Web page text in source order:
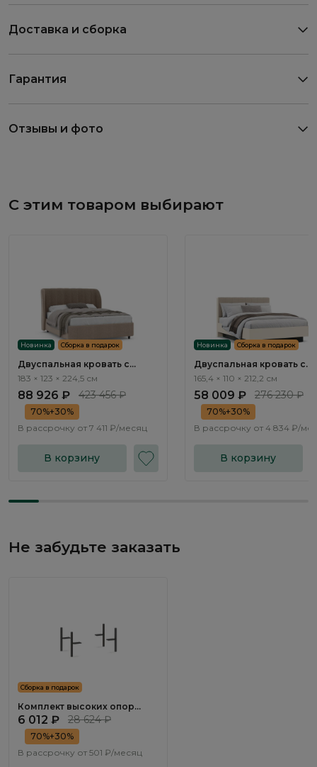
Доставка и сборка
Гарантия
Отзывы и фото
С этим товаром выбирают
Новинка Сборка в подарок
Двуспальная кровать с
подъемным механизмом
Наполи / Napoli NK243.22
183 × 123 × 224,5 см
88 926 ₽ 423 456 ₽
70%+30%
В рассрочку от 7 411 ₽/месяц
В корзину
Новинка Сборка в подарок
Двуспальная кровать с
подъемным механизмом
Наполи / Napoli NP201.2
165,4 × 110 × 212,2 см
58 009 ₽ 276 230 ₽
70%+30%
В рассрочку от 4 834 ₽/
В корзину
Не забудьте заказать
Сборка в подарок
Комплект высоких опор
Наполи / Napoli NP055.0
6 012 ₽ 28 624 ₽
70%+30%
В рассрочку от 501 ₽/месяц